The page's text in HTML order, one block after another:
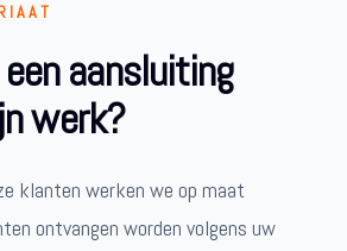
aansluiting
werk?
klanten werken we op maat
ontvangen worden volgens uw